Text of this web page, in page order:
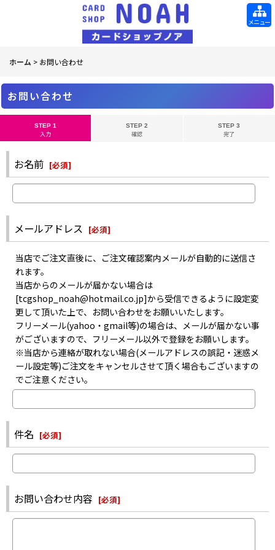
メニュー
ホーム > お問い合わせ
お問い合わせ
STEP 1
入力
STEP 2
確認
STEP 3
完了
お名前 [必須]
メールアドレス [必須]
当店でご注文直後に、ご注文確認案内メールが自動的に送信さ
れます。
当店からのメールが届かない場合は
[tcgshop_noah@hotmail.co.jp]から受信できるように設定変
更して頂いた上で、お問い合わせをお願いいたします。
フリーメール(yahoo・gmail等)の場合は、メールが届かない事
がございますので、フリーメール以外で登録をお願いします。
※当店から連絡が取れない場合(メールアドレスの誤記・迷惑メ
ール設定等)ご注文をキャンセルさせて頂く場合もございますの
でご注意ください。
件名 [必須]
お問い合わせ内容 [必須]